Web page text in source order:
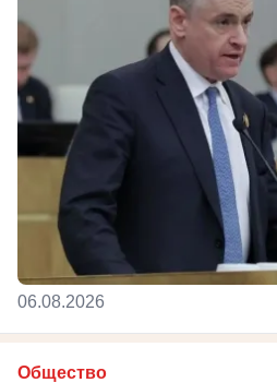
06.08.2026
Общество